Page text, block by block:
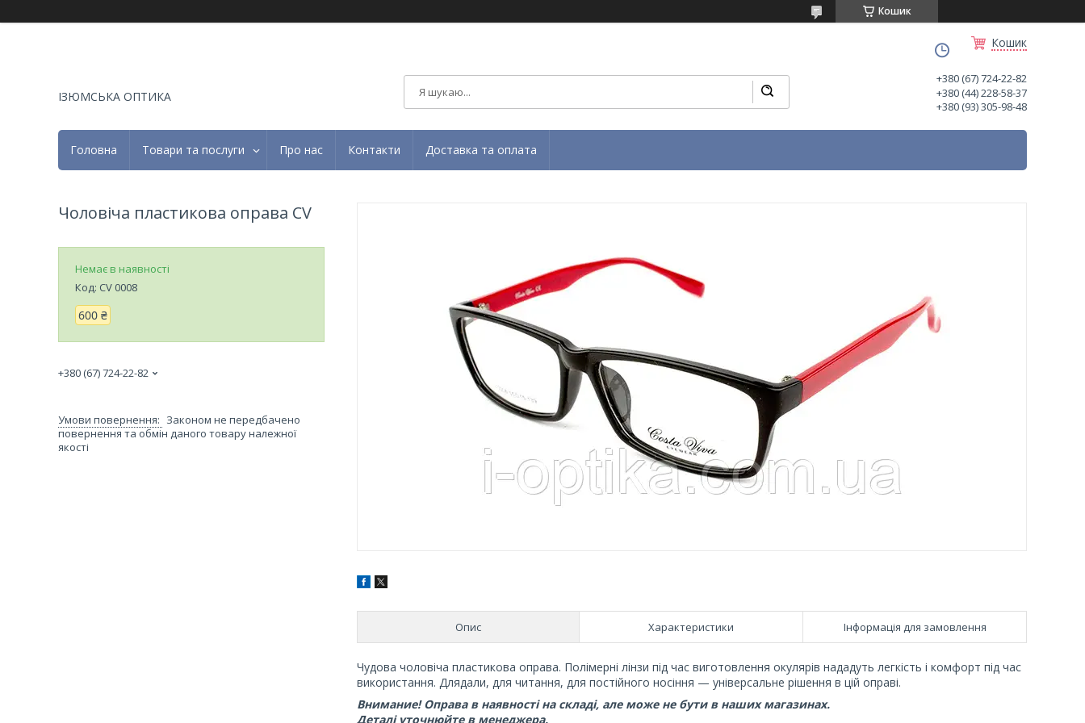
Кошик
Кошик
ІЗЮМСЬКА ОПТИКА
+380 (67) 724-22-82
+380 (44) 228-58-37
+380 (93) 305-98-48
Головна Товари та послуги Про нас Контакти Доставка та оплата
Опис Характеристики Інформація для замовлення
Чудова чоловіча пластикова оправа. Полімерні лінзи під час виготовлення окулярів нададуть легкість і комфорт під час
використання. Длядали, для читання, для постійного носіння — універсальне рішення в цій оправі.
Внимание! Оправа в наявності на складі, але може не бути в наших магазинах.
Деталі уточнюйте в менеджера.
Чоловіча пластикова оправа CV
Немає в наявності
Код: CV 0008
600 ₴
+380 (67) 724-22-82
Законом не передбачено
повернення та обмін даного товару належної
якості